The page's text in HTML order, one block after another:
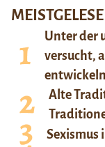
Unter der
versucht,
entwickeln
Alte
Sexismus